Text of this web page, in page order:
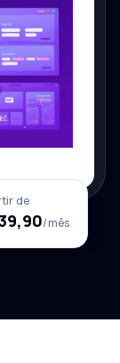
de
/mês